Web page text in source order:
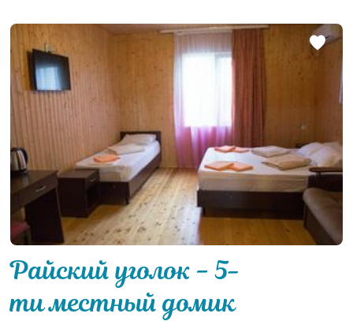
Райский уголок − 5-
ти местный домик